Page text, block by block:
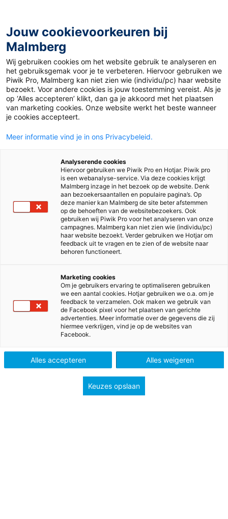
Start schooljaar checklist
2026-2027
We helpen je graag bij de voorbereidingen op het
nieuwe schooljaar. Download de start schooljaar
checklist 2026-2027 en zet de eerste stappen
voor een vliegende start. Bestel je
docentenmaterialen of meld je aan voor een
webinar. Zo kun je in het nieuwe schooljaar
Jouw cookievoorkeuren bij
Malmberg
Wij gebruiken cookies om het website gebruik te analyseren en
het gebruiksgemak voor je te verbeteren. Hiervoor gebruiken we
Piwik Pro, Malmberg kan niet zien wie (individu/pc) haar website
bezoekt. Voor andere cookies is jouw toestemming vereist. Als je
op ‘Alles accepteren’ klikt, dan ga je akkoord met het plaatsen
van marketing cookies. Onze website werkt het beste wanneer
je cookies accepteert.
Meer informatie vind je in ons Privacybeleid.
Analyserende cookies
Hiervoor gebruiken we Piwik Pro en Hotjar. Piwik pro
is een webanalyse-service. Via deze cookies krijgt
Malmberg inzage in het bezoek op de website. Denk
aan bezoekersaantallen en populaire pagina’s. Op
deze manier kan Malmberg de site beter afstemmen
op de behoeften van de websitebezoekers. Ook
gebruiken wij Piwik Pro voor het analyseren van onze
campagnes. Malmberg kan niet zien wie (individu/pc)
haar website bezoekt. Verder gebruiken we Hotjar om
feedback uit te vragen en te zien of de website naar
behoren functioneert.
Marketing cookies
Om je gebruikers ervaring te optimaliseren gebruiken
we een aantal cookies. Hotjar gebruiken we o.a. om je
feedback te verzamelen. Ook maken we gebruik van
de Facebook pixel voor het plaatsen van gerichte
advertenties. Meer informatie over de gegevens die zij
hiermee verkrijgen, vind je op de websites van
Facebook.
Alles accepteren Alles weigeren
Keuzes opslaan